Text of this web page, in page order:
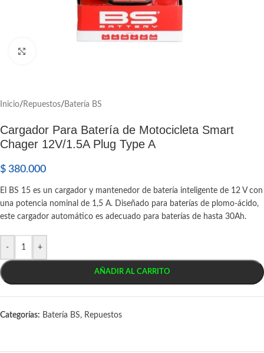
Inicio/ Repuestos/ Batería BS
Cargador Para Batería de Motocicleta Smart
Chager 12V/1.5A Plug Type A
$ 380.000
El BS 15 es un cargador y mantenedor de batería inteligente de 12 V con
una potencia nominal de 1,5 A. Diseñado para baterías de plomo-ácido,
este cargador automático es adecuado para baterías de hasta 30Ah.
- +
AÑADIR AL CARRITO
Categorías: Batería BS, Repuestos